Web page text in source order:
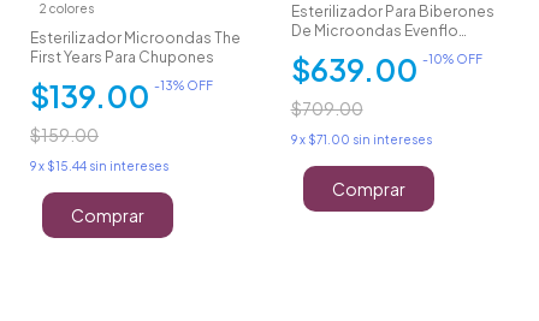
2 colores
Esterilizador Microondas The
First Years Para Chupones
$139.00 -13% OFF
$159.00
9x $15.44 sin intereses
Comprar
Esterilizador Para Biberones
De Microondas Evenflo
$639.00 -10% OFF
$709.00
9 x $71.00 sin intereses